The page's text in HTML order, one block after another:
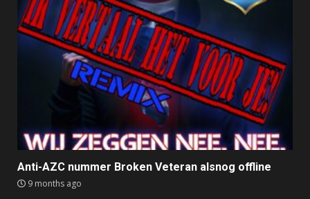
Anti-AZC nummer Broken Veteran alsnog offline
9 months ago